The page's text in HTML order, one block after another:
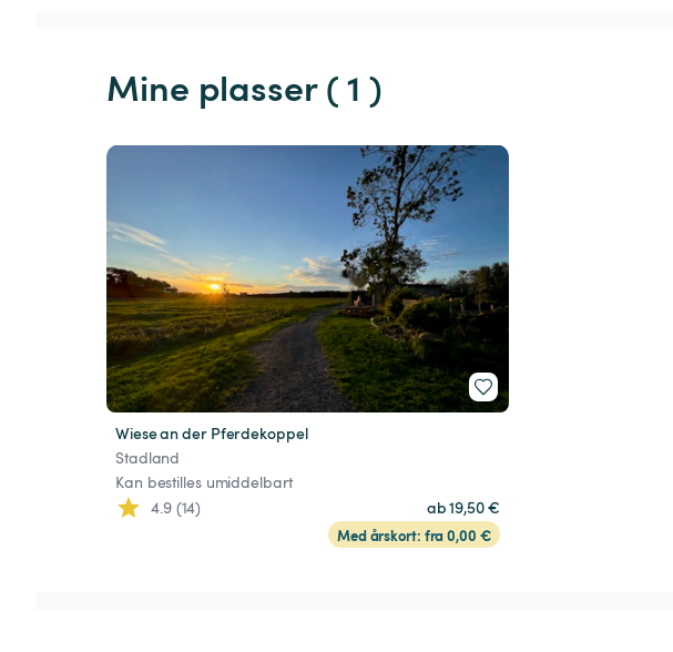
Mine plasser ( 1 )
Wiese an der Pferdekoppel
Stadland
Kan bestilles umiddelbart
4.9 (14)
ab 19,50 €
Med årskort: fra 0,00 €